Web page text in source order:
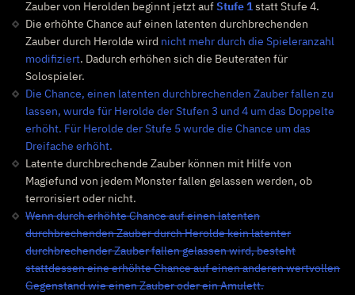
Zauber von Herolden beginnt jetzt aufStufe 1statt Stufe 4.
Die erhöhte Chance auf einen latenten durchbrechenden
Zauber durch Herolde wird nicht mehr durch die Spieleranzahl
modifiziert. Dadurch erhöhen sich die Beuteraten für
Solospieler.
Die Chance, einen latenten durchbrechenden Zauber fallen zu
lassen, wurde für Herolde der Stufen 3 und 4 um das Doppelte
erhöht. Für Herolde der Stufe 5 wurde die Chance um das
Dreifache erhöht.
Latente durchbrechende Zauber können mit Hilfe von
Magiefund von jedem Monster fallen gelassen werden, ob
terrorisiert oder nicht.
Wenn durch erhöhte Chance auf einen latenten
durchbrechenden Zauber durch Herolde kein latenter
durchbrechender Zauber fallen gelassen wird, besteht
stattdessen eine erhöhte Chance auf einen anderen wertvollen
Gegenstand wie einen Zauber oder ein Amulett.